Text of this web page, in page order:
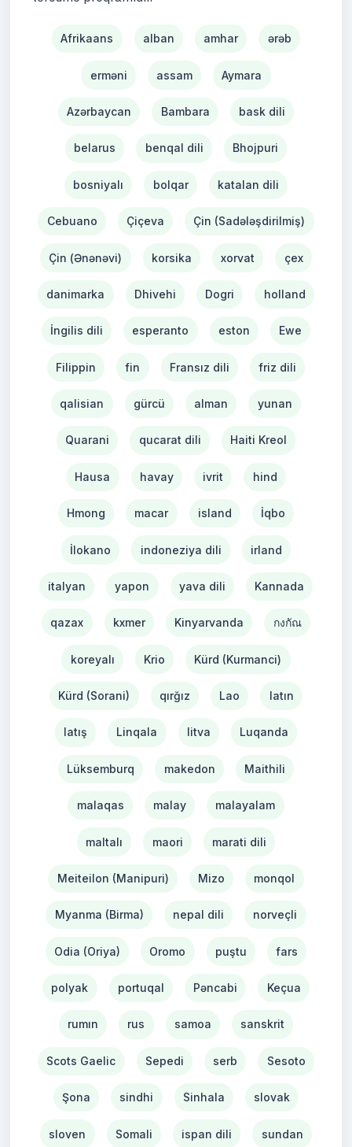
Afrikaans alban amhar ərəb
erməni assam Aymara
Azərbaycan Bambara bask dili
belarus benqal dili Bhojpuri
bosniyalı bolqar katalan dili
Cebuano Çiçeva Çin (Sadələşdirilmiş)
Çin (Ənənəvi) korsika xorvat çex
danimarka Dhivehi Dogri holland
İngilis dili esperanto eston Ewe
Filippin fin Fransız dili friz dili
qalisian gürcü alman yunan
Quarani qucarat dili Haiti Kreol
Hausa havay ivrit hind
Hmong macar island İqbo
İlokano indoneziya dili irland
italyan yapon yava dili Kannada
qazax kxmer Kinyarvanda กงกัณ
koreyalı Krio Kürd (Kurmanci)
Kürd (Sorani) qırğız Lao latın
latış Linqala litva Luqanda
Lüksemburq makedon Maithili
malaqas malay malayalam
maltalı maori marati dili
Meiteilon (Manipuri) Mizo monqol
Myanma (Birma) nepal dili norveçli
Odia (Oriya) Oromo puştu fars
polyak portuqal Pəncabi Keçua
rumın rus samoa sanskrit
Scots Gaelic Sepedi serb Sesoto
Şona sindhi Sinhala slovak
sloven Somali ispan dili sundan